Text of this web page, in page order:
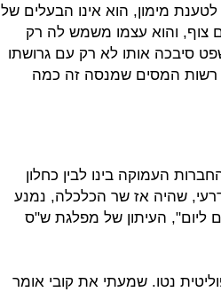
ממאגר הגז תמר. לטענת מימון, הוא אינו הבעלים של
צוף, והוא עצמו משמש לה רק
סיבכה אותו לא רק עם גרושתו
המסים שמנסה זה כמה
העמוקה בינו לבין כחלון
שהיה אז שר הכלכלה, נמנע
ליום", העיתון של מפלגת ש"ס
נטו. שמעתי את קובי אומר